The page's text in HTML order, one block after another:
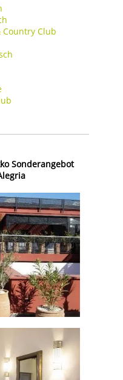
Country Club
Sonderangebot